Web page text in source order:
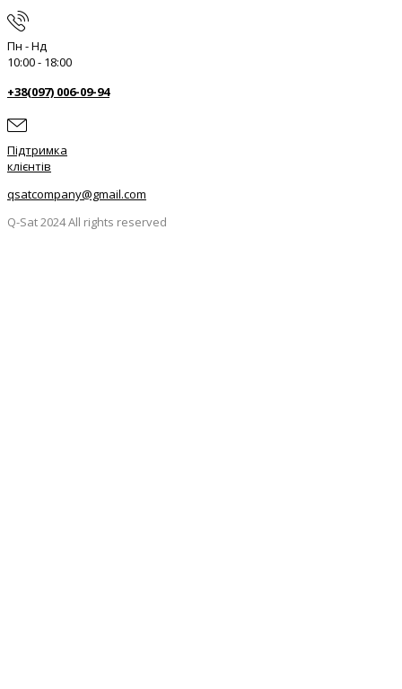
Пн - Нд
10:00 - 18:00
+38(097) 006-09-94
Підтримка
клієнтів
qsatcompany@gmail.com
Q-Sat 2024 All rights reserved